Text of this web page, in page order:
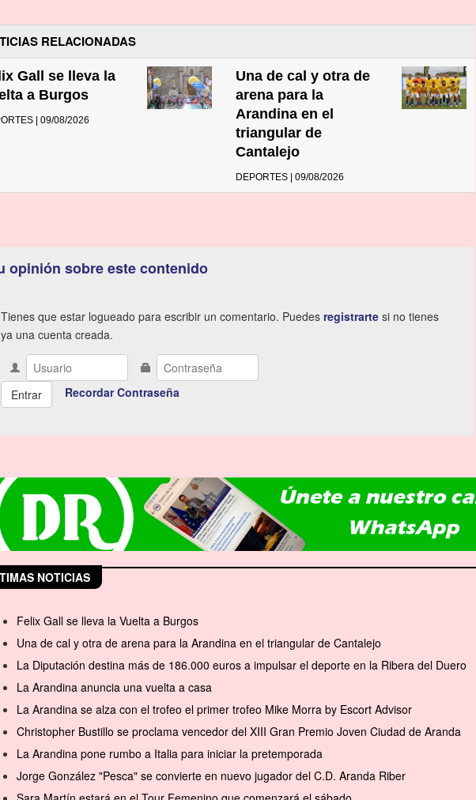
RELACIONADAS
Gall se lleva la
a Burgos
| 09/08/2026
Una de cal y otra de
arena para la
Arandina en el
triangular de
Cantalejo
DEPORTES | 09/08/2026
opinión sobre este contenido
Tienes que estar logueado para escribir un comentario. Puedes registrarte si no tienes
ya una cuenta creada.
Recordar Contraseña
NOTICIAS
Felix Gall se lleva la Vuelta a Burgos
Una de cal y otra de arena para la Arandina en el triangular de Cantalejo
La Diputación destina más de 186.000 euros a impulsar el deporte en la Ribera del Duero
La Arandina anuncia una vuelta a casa
La Arandina se alza con el trofeo el primer trofeo Mike Morra by Escort Advisor
Christopher Bustillo se proclama vencedor del XIII Gran Premio Joven Ciudad de Aranda
La Arandina pone rumbo a Italia para iniciar la pretemporada
Jorge González "Pesca" se convierte en nuevo jugador del C.D. Aranda Riber